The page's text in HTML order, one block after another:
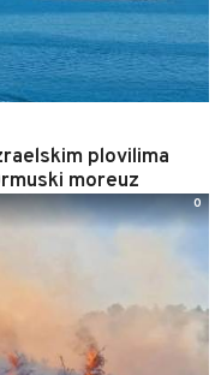
plovilima
moreuz
0